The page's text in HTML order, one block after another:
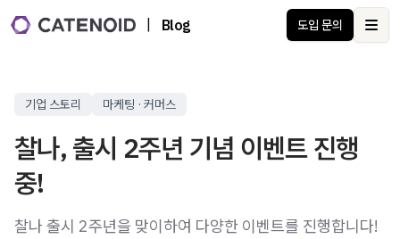
Blog 도입 문의
기업 스토리 마케팅 · 커머스
찰나, 출시 2주년 기념 이벤트 진행
중!
찰나 출시 2주년을 맞이하여 다양한 이벤트를 진행합니다!